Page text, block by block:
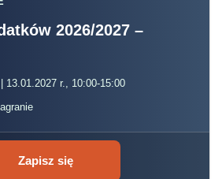
2026/2027 –
13.01.2027 r., 10:00-15:00
Zapisz się